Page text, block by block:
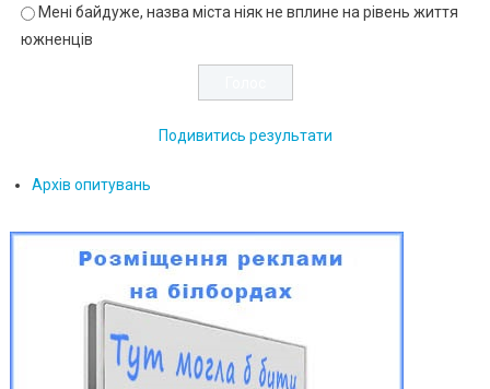
Мені байдуже, назва міста ніяк не вплине на рівень життя
южненців
Подивитись результати
Архів опитувань